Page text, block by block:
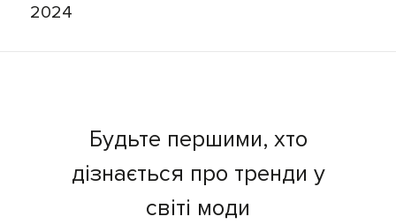
2024
Будьте першими, хто
дізнається про тренди у
світі моди